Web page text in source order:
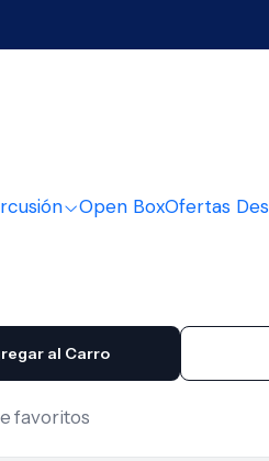
Open BoxOfertas
Mark
Madera
al Carro
favoritos